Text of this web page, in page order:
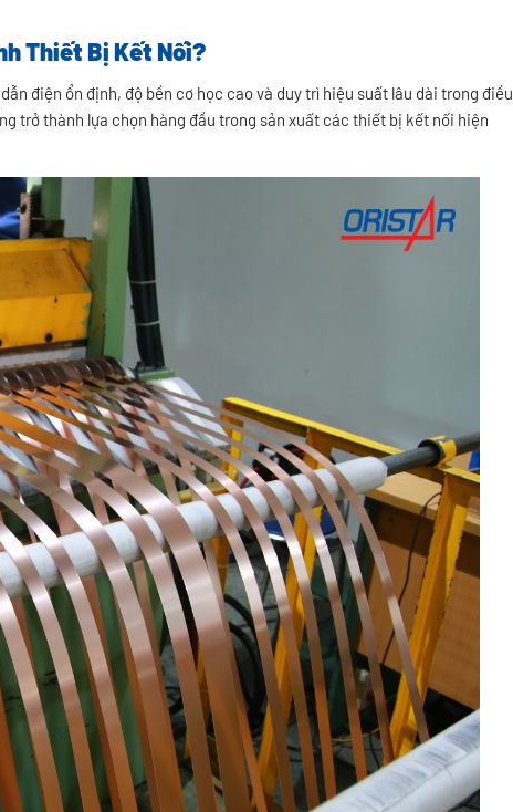
Thiết Bị Kết Nối?
điện ổn định, độ bền cơ học cao và duy trì hiệu suất lâu dài trong điều
trở thành lựa chọn hàng đầu trong sản xuất các thiết bị kết nối hiện